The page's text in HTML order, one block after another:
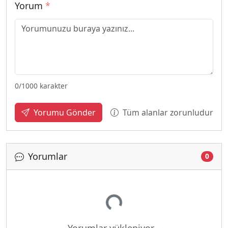
Yorum *
0/1000 karakter
Yorumu Gönder Tüm alanlar zorunludur
Yorumlar 0
Yükleniyor...